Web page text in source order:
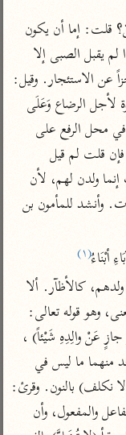
آثار
موسوعة التفسير
المأثور
الدر المنثور
تفسير ابن أبي حاتم
تفسير مقاتل
تفسير قتادة
اشترك
أبْنَاءُ(١)